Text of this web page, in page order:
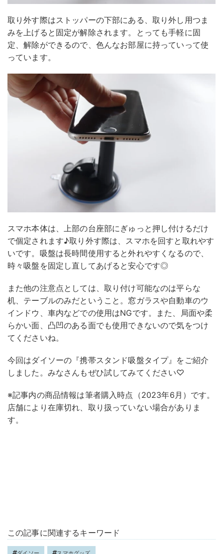
取り外す際はストッパーの下部にある、取り外し用つま
みを上げると固定が解除されます。とっても手軽に固
定、解除ができるので、色んなお部屋に持っていって使
っています。
スマホ本体は、上部の台座部にぎゅっと押し付けるだけ
で個定されます♪取り外す際は、スマホを回すと取れやす
いです。吸盤は長時間使用すると外れやすくなるので、
時々吸盤を固定し直してあげると安心です◎
また他の注意点としては、取り付け可能なのは平らな
机、テーブルのみだということ。窓ガラスや自動車のウ
インドウ、車内などでの使用はNGです。また、局面や柔
らかい面、凸凹のある面でも使用できないので気をつけ
てくださいね。
今回はダイソーの『携帯スタンド吸盤タイプ』をご紹介
しました。みなさんもぜひ試してみてください♡
※記事内の商品情報は筆者購入時点（2023年6月）です。
店舗により在庫切れ、取り扱っていない場合がありま
す。
この記事に関連するキーワード